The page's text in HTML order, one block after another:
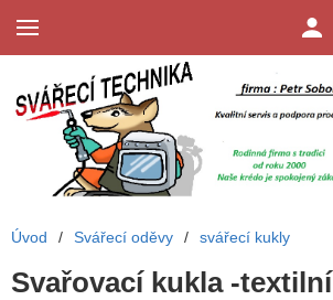
Úvod / Svářecí oděvy / svářecí kukly
Svařovací kukla -textilní